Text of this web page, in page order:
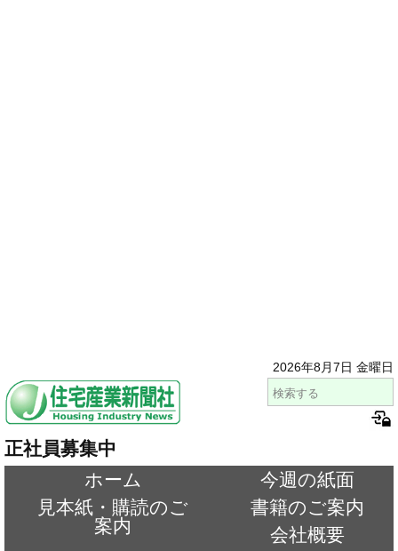
2026年8月7日 金曜日
正社員募集中
ホーム
今週の紙面
見本紙・購読のご
案内
書籍のご案内
会社概要